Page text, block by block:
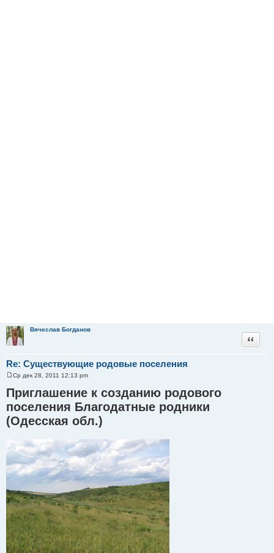
Вячеслав Богданов
Re: Существующие родовые поселения
Цитата
о
о
б
щ
е
н
Ср дек 28, 2011 12:13 pm
Приглашение к созданию родового
поселения Благодатные родники
(Одесская обл.)